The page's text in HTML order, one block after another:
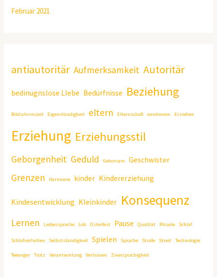
Februar 2021
antiautoritär Aufmerksamkeit Autoritär
bedinugnslose LIebe Bedürfnisse Beziehung
Bildschirmzeit Eigenständigkeit eltern Elternschaft emotionen Erziehen
Erziehung Erziehungsstil
Geborgenheit Geduld Gehorsam Geschwister
Grenzen Harmonie kinder Kindererziehung
Kindesentwicklung Kleinkinder Konsequenz
Lernen Liebessprache Lob Osterfest Pause Qualität Rituale Schlaf
Schlafverhalten Selbstständigkeit Spielen Sprache Strafe Streit Technologie
Teeanger Trotz Verantwortung Vertrauen Zweisprachigkeit